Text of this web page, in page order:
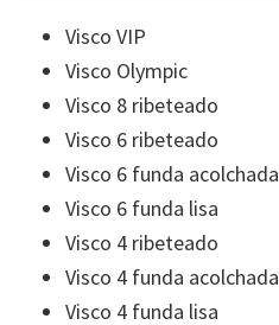
Visco VIP
Visco Olympic
Visco 8 ribeteado
Visco 6 ribeteado
Visco 6 funda acolchada
Visco 6 funda lisa
Visco 4 ribeteado
Visco 4 funda acolchada
Visco 4 funda lisa